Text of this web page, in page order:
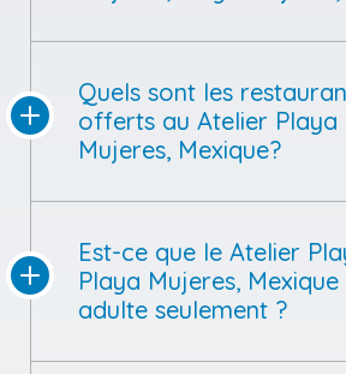
Quels sont les
offerts au Atelier Playa
Mujeres, Mexique?
Est-ce que le Atelier
Playa Mujeres,
adulte seulement ?